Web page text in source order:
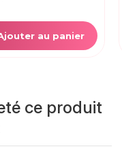
au panier
ce produit